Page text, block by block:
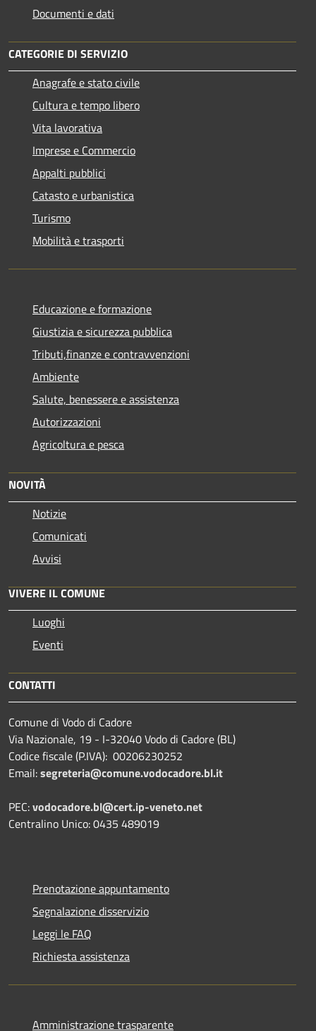
Documenti e dati
CATEGORIE DI SERVIZIO
Anagrafe e stato civile
Cultura e tempo libero
Vita lavorativa
Imprese e Commercio
Appalti pubblici
Catasto e urbanistica
Turismo
Mobilità e trasporti
Educazione e formazione
Giustizia e sicurezza pubblica
Tributi,finanze e contravvenzioni
Ambiente
Salute, benessere e assistenza
Autorizzazioni
Agricoltura e pesca
NOVITÀ
Notizie
Comunicati
Avvisi
VIVERE IL COMUNE
Luoghi
Eventi
CONTATTI
Comune di Vodo di Cadore
Via Nazionale, 19 - I-32040 Vodo di Cadore (BL)
Codice fiscale (P.IVA): 00206230252
Email:segreteria@comune.vodocadore.bl.it
PEC:vodocadore.bl@cert.ip-veneto.net
Centralino Unico: 0435 489019
Prenotazione appuntamento
Segnalazione disservizio
Leggi le FAQ
Richiesta assistenza
Amministrazione trasparente